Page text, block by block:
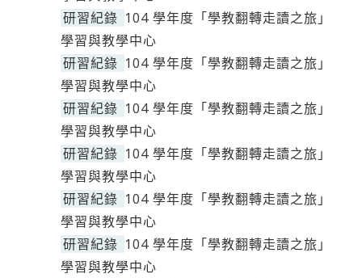
研習紀錄 104 學年度「學教翻轉走讀之旅」
學習與教學中心
研習紀錄 104 學年度「學教翻轉走讀之旅」
學習與教學中心
研習紀錄 104 學年度「學教翻轉走讀之旅」
學習與教學中心
研習紀錄 104 學年度「學教翻轉走讀之旅」
學習與教學中心
研習紀錄 104 學年度「學教翻轉走讀之旅」
學習與教學中心
研習紀錄 104 學年度「學教翻轉走讀之旅」
學習與教學中心